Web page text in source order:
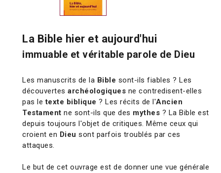
La Bible hier et aujourd'hui
immuable et véritable parole de Dieu
Les manuscrits de la Bible sont-ils fiables ? Les
découvertes archéologiques ne contredisent-elles
pas le texte biblique ? Les récits de l'Ancien
Testament ne sont-ils que des mythes ? La Bible est
depuis toujours l'objet de critiques. Même ceux qui
croient en Dieu sont parfois troublés par ces
attaques.
Le but de cet ouvrage est de donner une vue générale